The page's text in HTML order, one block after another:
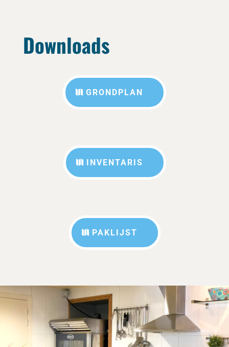
Downloads
GRONDPLAN
INVENTARIS
PAKLIJST